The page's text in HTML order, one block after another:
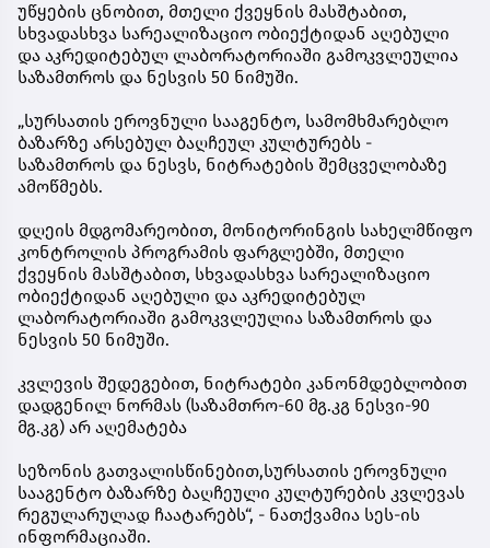
უწყების ცნობით, მთელი ქვეყნის მასშტაბით,
სხვადასხვა სარეალიზაციო ობიექტიდან აღებული
და აკრედიტებულ ლაბორატორიაში გამოკვლეულია
საზამთროს და ნესვის 50 ნიმუში.
„სურსათის ეროვნული სააგენტო, სამომხმარებლო
ბაზარზე არსებულ ბაღჩეულ კულტურებს -
საზამთროს და ნესვს, ნიტრატების შემცველობაზე
ამოწმებს.
დღეის მდგომარეობით, მონიტორინგის სახელმწიფო
კონტროლის პროგრამის ფარგლებში, მთელი
ქვეყნის მასშტაბით, სხვადასხვა სარეალიზაციო
ობიექტიდან აღებული და აკრედიტებულ
ლაბორატორიაში გამოკვლეულია საზამთროს და
ნესვის 50 ნიმუში.
კვლევის შედეგებით, ნიტრატები კანონმდებლობით
დადგენილ ნორმას (საზამთრო-60 მგ.კგ ნესვი-90
მგ.კგ) არ აღემატება
სეზონის გათვალისწინებით,სურსათის ეროვნული
სააგენტო ბაზარზე ბაღჩეული კულტურების კვლევას
რეგულარულად ჩაატარებს“, - ნათქვამია სეს-ის
ინფორმაციაში.